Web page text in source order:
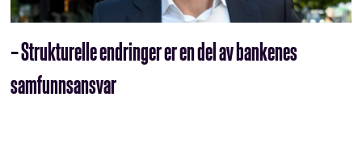
– Strukturelle endringer er en del av bankenes
samfunnsansvar